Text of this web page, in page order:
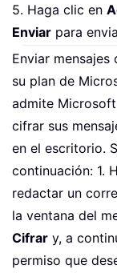
5. Haga clic en
Enviar para
Enviar
su plan de
admite
cifrar sus
en el escritorio.
continuación: 1.
redactar un
la ventana del
Cifrar y, a
permiso que